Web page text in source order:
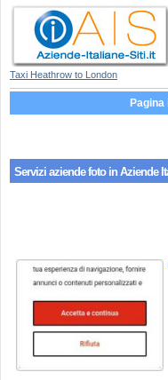
Taxi Heathrow to London
Pagina
Servizi aziendefotoin Aziende